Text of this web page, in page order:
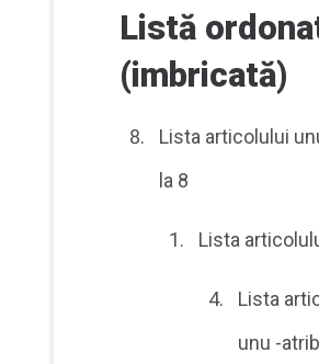
Listă
(imbricată)
Lista articolului
la 8
Lista
Lista
unu -